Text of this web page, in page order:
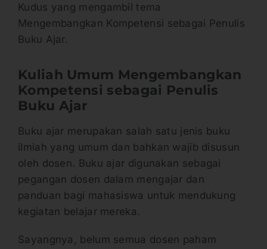
Kudus yang mengambil tema
Mengembangkan Kompetensi sebagai Penulis
Buku Ajar.
Kuliah Umum Mengembangkan
Kompetensi sebagai Penulis
Buku Ajar
Buku ajar merupakan salah satu jenis buku
ilmiah yang umum dan bahkan wajib disusun
oleh dosen. Buku ajar digunakan sebagai
pegangan dosen dalam mengajar dan
panduan bagi mahasiswa untuk mendukung
kegiatan belajar mereka.
Sayangnya, belum semua dosen paham